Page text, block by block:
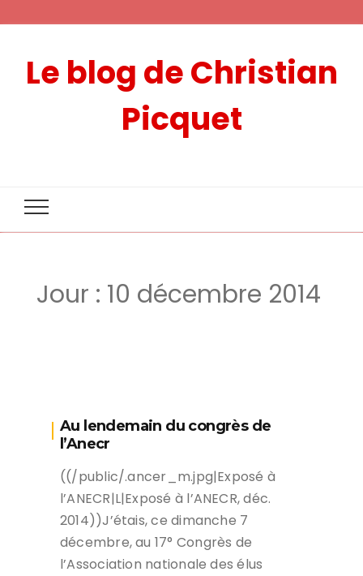
Le blog de Christian
Picquet
Jour : 10 décembre 2014
Au lendemain du congrès de
l’Anecr
((/public/.ancer_m.jpg|Exposé à
l’ANECR|L|Exposé à l’ANECR, déc.
2014))J’étais, ce dimanche 7
décembre, au 17° Congrès de
l’Association nationale des élus